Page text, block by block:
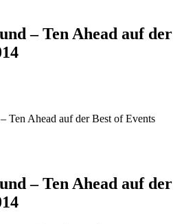
– Ten Ahead auf der
Ten Ahead auf der Best of Events
– Ten Ahead auf der